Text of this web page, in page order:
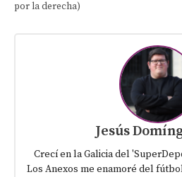
por la derecha)
Jesús
Crecí en la Galicia del
Los Anexos me enamoré del